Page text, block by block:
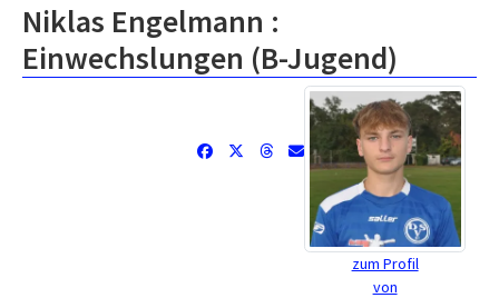
Niklas Engelmann :
Einwechslungen (B-Jugend)
zum Profil
von